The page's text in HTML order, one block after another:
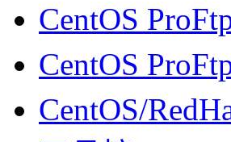
CentOS
CentOS
CentOS/